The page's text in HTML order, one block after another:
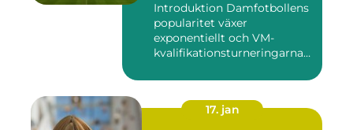
Introduktion Damfotbollens
popularitet växer
exponentiellt och VM-
kvalifikationsturneringarna
17. jan